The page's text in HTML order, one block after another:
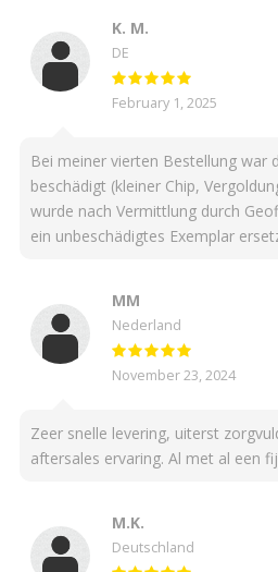
K. M.
DE
February 1, 2025
Bei meiner vierten Bestellung war
beschädigt (kleiner Chip,
wurde nach Vermittlung durch
ein unbeschädigtes Exemplar
MM
Nederland
November 23, 2024
Zeer snelle levering, uiterst
aftersales ervaring. Al met al een
M.K.
Deutschland